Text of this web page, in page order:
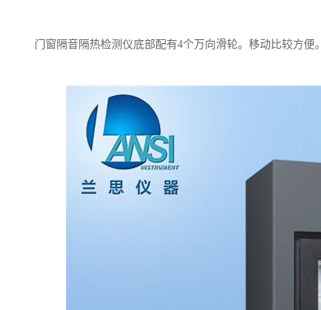
门窗隔音隔热检测仪底部配有4个万向滑轮。移动比较方便。